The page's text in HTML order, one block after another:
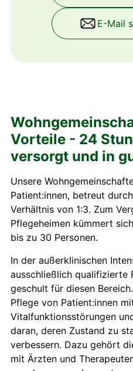
E-Mail
Vorteile - 24
versorgt und in
Unsere
Patient:innen, betreut
Verhältnis von 1:3. Zum
Pflegeheimen kümmert
bis zu 30 Personen.
In der außerklinischen
ausschließlich qualifizierte
geschult für diesen
Pflege von Patient:innen
Vitalfunktionsstörungen
daran, deren Zustand zu
verbessern. Dazu gehört
mit Ärzten und